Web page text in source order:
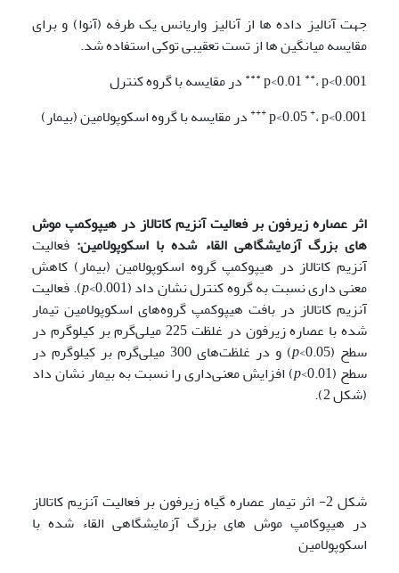
جهت آنالیز داده ها از آنالیز واریانس یک طرفه (آنوا) و برای
مقایسه میانگین ها از تست تعقیبی توکی استفاده شد.
p<0.01 **، p<0.001 *** در مقایسه با گروه کنترل
p<0.05+، p<0.001 +++در مقایسه با گروه اسکوپولامین (بیمار)
اثر عصاره زیرفون بر فعالیت آنزیم کاتالاز در هیپوکمپ موش
های بزرگ آزمایشگاهی القاء شده با اسکوپولامین: فعالیت
آنزیم کاتالاز در هیپوکمپ گروه اسکوپولامین (بیمار) کاهش
معنی داری نسبت به گروه کنترل نشان داد (
p<0.001). فعالیت
آنزیم کاتالاز در بافت هیپوکمپ گروه‌های اسکوپولامین تیمار
شده با عصاره زیرفون در غلظت 225 میلی‌گرم بر کیلوگرم در
سطح (
p
<0.05) و در غلظت‌های 300 میلی‌گرم بر کیلوگرم در
سطح (
p<0.01) افزایش معنی‌داری را نسبت به بیمار نشان داد
(شکل 2).
شکل 2- اثر تیمار عصاره گیاه زیرفون بر فعالیت آنزیم کاتالاز
در هیپوکامپ موش های بزرگ آزمایشگاهی القاء شده با
اسکوپولامین